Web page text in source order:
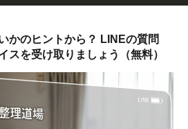
かのヒントから？ LINEの質問
スを受け取りましょう（無料）